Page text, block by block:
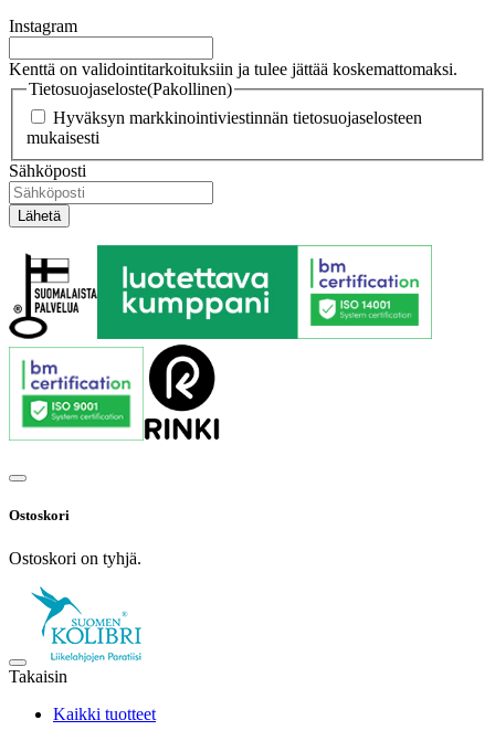
Instagram
Kenttä on validointitarkoituksiin ja tulee jättää koskemattomaksi.
Tietosuojaseloste(Pakollinen)
Hyväksyn markkinointiviestinnän tietosuojaselosteen
mukaisesti
Sähköposti
Ostoskori
Ostoskori on tyhjä.
Takaisin
Kaikki tuotteet